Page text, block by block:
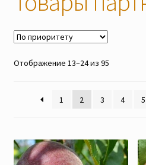
Оплата и доставка
Отображение 13–24 из 95
1 2 3 4 5